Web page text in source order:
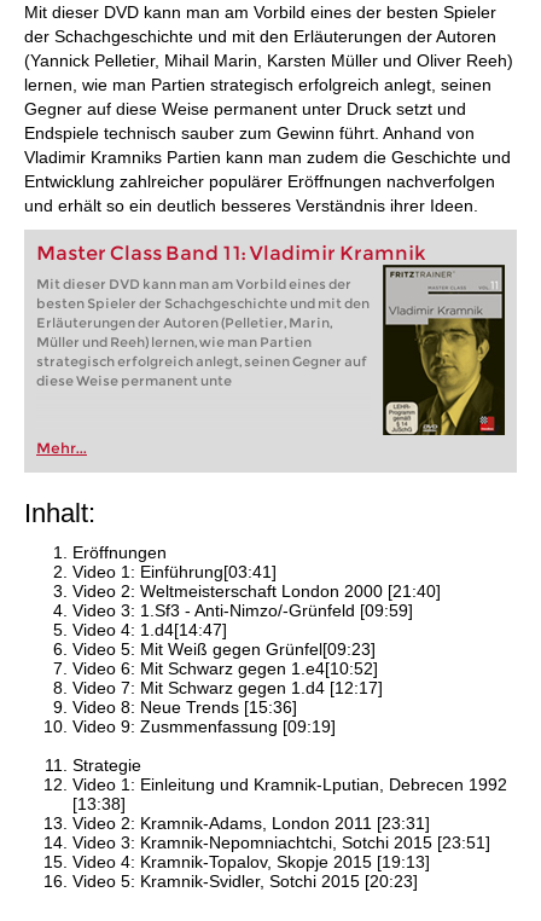
Mit dieser DVD kann man am Vorbild eines der besten Spieler
der Schachgeschichte und mit den Erläuterungen der Autoren
(Yannick Pelletier, Mihail Marin, Karsten Müller und Oliver Reeh)
lernen, wie man Partien strategisch erfolgreich anlegt, seinen
Gegner auf diese Weise permanent unter Druck setzt und
Endspiele technisch sauber zum Gewinn führt. Anhand von
Vladimir Kramniks Partien kann man zudem die Geschichte und
Entwicklung zahlreicher populärer Eröffnungen nachverfolgen
und erhält so ein deutlich besseres Verständnis ihrer Ideen.
Master Class Band 11: Vladimir Kramnik
Mit dieser DVD kann man am Vorbild eines der
besten Spieler der Schachgeschichte und mit den
Erläuterungen der Autoren (Pelletier, Marin,
Müller und Reeh) lernen, wie man Partien
strategisch erfolgreich anlegt, seinen Gegner auf
diese Weise permanent unte
Mehr...
Inhalt:
Eröffnungen
Video 1: Einführung[03:41]
Video 2: Weltmeisterschaft London 2000 [21:40]
Video 3: 1.Sf3 - Anti-Nimzo/-Grünfeld [09:59]
Video 4: 1.d4[14:47]
Video 5: Mit Weiß gegen Grünfel[09:23]
Video 6: Mit Schwarz gegen 1.e4[10:52]
Video 7: Mit Schwarz gegen 1.d4 [12:17]
Video 8: Neue Trends [15:36]
Video 9: Zusmmenfassung [09:19]
Strategie
Video 1: Einleitung und Kramnik-Lputian, Debrecen 1992
[13:38]
Video 2: Kramnik-Adams, London 2011 [23:31]
Video 3: Kramnik-Nepomniachtchi, Sotchi 2015 [23:51]
Video 4: Kramnik-Topalov, Skopje 2015 [19:13]
Video 5: Kramnik-Svidler, Sotchi 2015 [20:23]